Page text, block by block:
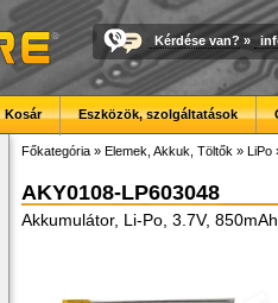
Kérdése van? »
Kosár Eszközök, szolgáltatások
Főkategória » Elemek, Akkuk, Töltők » LiPo
AKY0108-LP603048
Akkumulátor, Li-Po, 3.7V,